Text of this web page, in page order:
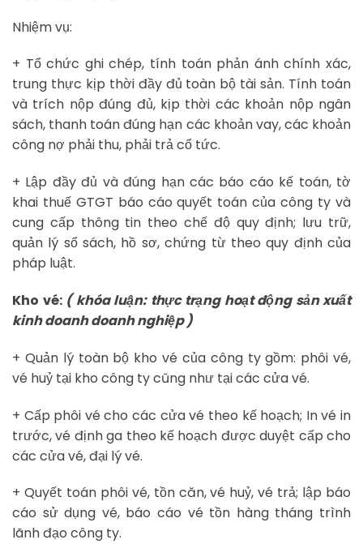
Nhiệm vụ:
+ Tổ chức ghi chép, tính toán phản ánh chính xác,
trung thực kịp thời đầy đủ toàn bộ tài sản. Tính toán
và trích nộp đúng đủ, kịp thời các khoản nộp ngân
sách, thanh toán đúng hạn các khoản vay, các khoản
công nợ phải thu, phải trả cổ tức.
+ Lập đầy đủ và đúng hạn các báo cáo kế toán, tờ
khai thuế GTGT báo cáo quyết toán của công ty và
cung cấp thông tin theo chế độ quy định; lưu trữ,
quản lý sổ sách, hồ sơ, chứng từ theo quy định của
pháp luật.
Kho vé:( khóa luận: thực trạng hoạt động sản xuất
kinh doanh doanh nghiệp )
+ Quản lý toàn bộ kho vé của công ty gồm: phôi vé,
vé huỷ tại kho công ty cũng như tại các cửa vé.
+ Cấp phôi vé cho các cửa vé theo kế hoạch; In vé in
trước, vé định ga theo kế hoạch được duyệt cấp cho
các cửa vé, đại lý vé.
+ Quyết toán phôi vé, tồn căn, vé huỷ, vé trả; lập báo
cáo sử dụng vé, báo cáo vé tồn hàng tháng trình
lãnh đạo công ty.